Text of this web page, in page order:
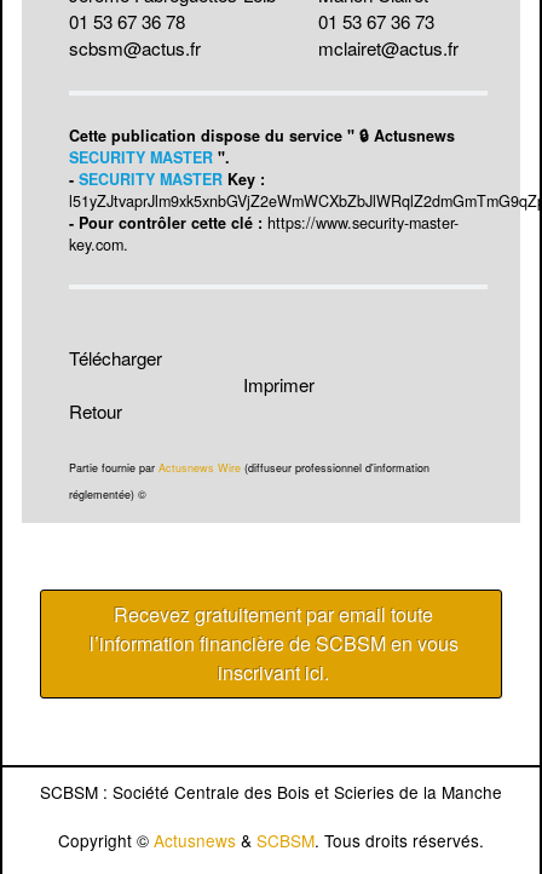
01 53 67 36 78
01 53 67 36 73
scbsm@actus.fr
mclairet@actus.fr
Cette publication dispose du service " 🔒 Actusnews
SECURITY MASTER ".
- SECURITY MASTER Key :
- Pour contrôler cette clé : https://www.security-master-
key.com.
Télécharger
Imprimer
Retour
Partie fournie par Actusnews Wire (diffuseur professionnel d'information
réglementée) ©
Recevez gratuitement par email toute
l’information financière de SCBSM en vous
inscrivant ici.
SCBSM : Société Centrale des Bois et Scieries de la Manche
Copyright © Actusnews & SCBSM. Tous droits réservés.